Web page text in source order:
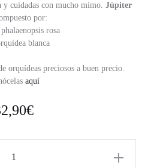
y cuidadas con mucho mimo. Júpiter
por:
rosa
blanca
orquídeas preciosos a buen precio.
aquí
€